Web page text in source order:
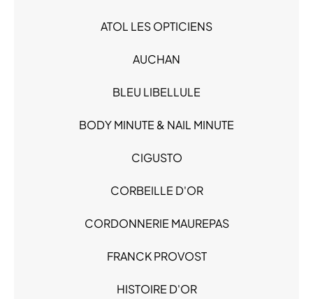
ATOL LES OPTICIENS
AUCHAN
BLEU LIBELLULE
BODY MINUTE & NAIL MINUTE
CIGUSTO
CORBEILLE D'OR
CORDONNERIE MAUREPAS
FRANCK PROVOST
HISTOIRE D'OR
High Tech (2)
Loisirs - Cadeaux (4)
Produits alimentaires (1)
Santé (3)